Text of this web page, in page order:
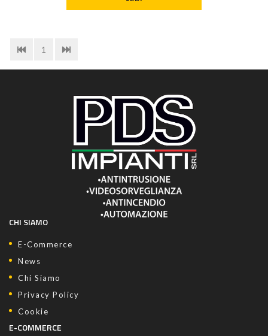
1
CHI SIAMO
E-Commerce
News
Chi Siamo
Privacy Policy
Cookie
E-COMMERCE